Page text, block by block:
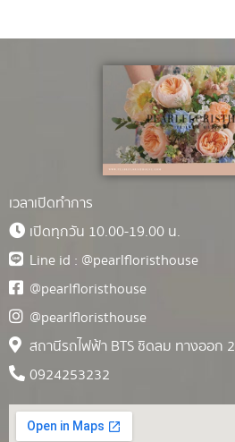
เวลาเปิดทำการ
เปิดทุกวัน 10.00-19.00 น.
Line id : @pearlfloristhouse
@pearlfloristhouse
@pearlfloristhouse
สถานีรถไฟฟ้า BTS ชิดลม ทางออก 2
0924253232